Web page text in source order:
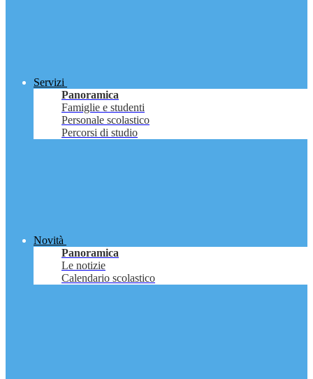
Servizi
Panoramica
Famiglie e studenti
Personale scolastico
Percorsi di studio
Novità
Panoramica
Le notizie
Calendario scolastico